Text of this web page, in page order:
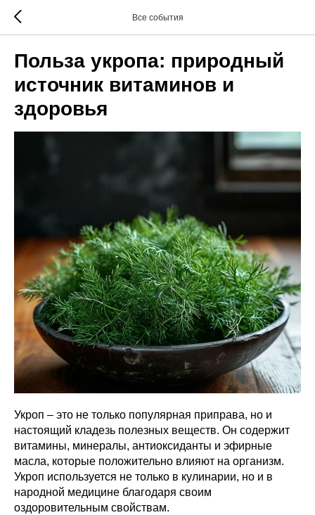
Все события
Польза укропа: природный
источник витаминов и
здоровья
Укроп – это не только популярная приправа, но и
настоящий кладезь полезных веществ. Он содержит
витамины, минералы, антиоксиданты и эфирные
масла, которые положительно влияют на организм.
Укроп используется не только в кулинарии, но и в
народной медицине благодаря своим
оздоровительным свойствам.